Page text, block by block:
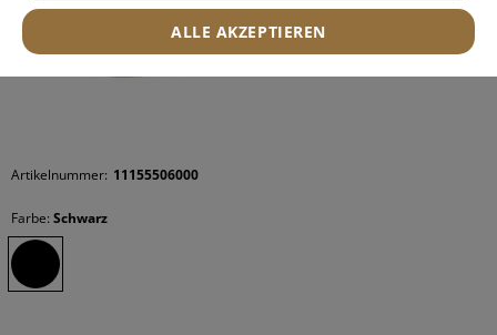
Artikelnummer: 11155506000
Farbe: Schwarz
ALLE AKZEPTIEREN